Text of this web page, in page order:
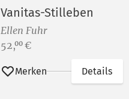
Vanitas-Stilleben
Ellen Fuhr
Preis:
52,00 €
Merken Details